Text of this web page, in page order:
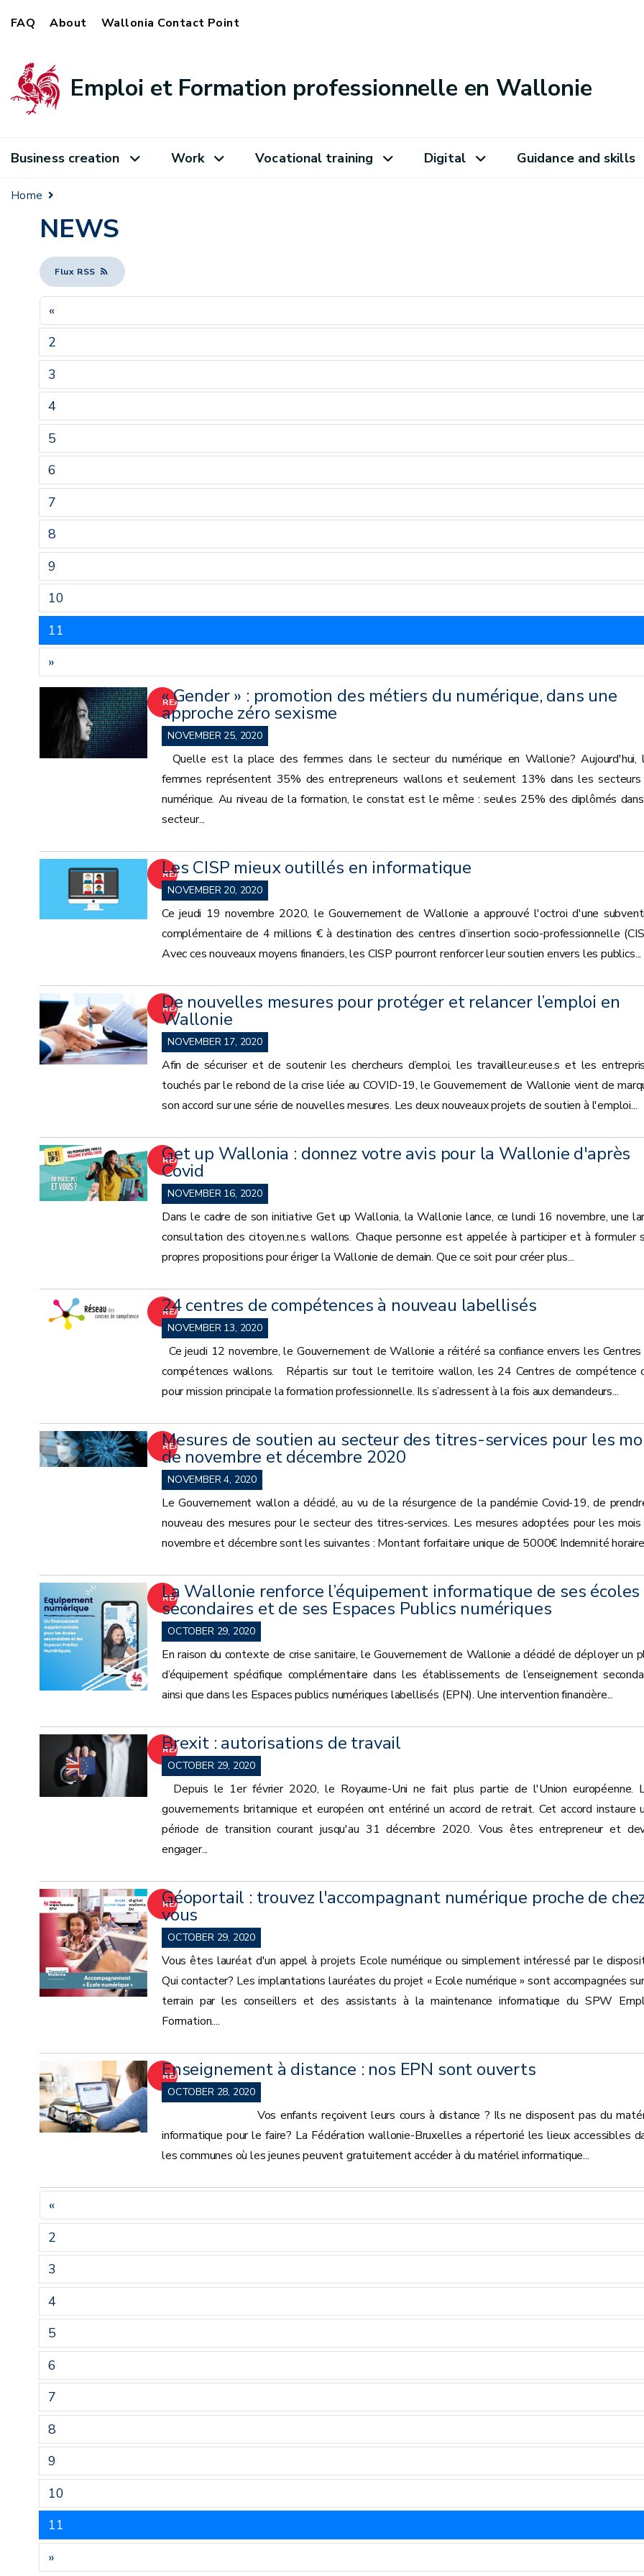
FAQ About Wallonia Contact Point
Emploi et Formation professionnelle en Wallonie
Business creation Work Vocational training Digital Guidance and skills
Home
NEWS
Flux RSS
«
2
3
4
5
6
7
8
9
10
11
»
READ
MORE
« Gender » : promotion des métiers du numérique, dans une
approche zéro sexisme
NOVEMBER 25, 2020
Quelle est la place des femmes dans le secteur du numérique en Wallonie? Aujourd'hui,
femmes représentent 35% des entrepreneurs wallons et seulement 13% dans les secteurs
numérique. Au niveau de la formation, le constat est le même : seules 25% des diplômés
secteur...
READ
MORE
Les CISP mieux outillés en informatique
NOVEMBER 20, 2020
Ce jeudi 19 novembre 2020, le Gouvernement de Wallonie a approuvé l'octroi d'une
complémentaire de 4 millions € à destination des centres d’insertion socio-professionnelle
Avec ces nouveaux moyens financiers, les CISP pourront renforcer leur soutien envers les publics...
READ
MORE
De nouvelles mesures pour protéger et relancer l’emploi en
Wallonie
NOVEMBER 17, 2020
Afin de sécuriser et de soutenir les chercheurs d’emploi, les travailleur.euse.s et les
touchés par le rebond de la crise liée au COVID-19, le Gouvernement de Wallonie vient de
son accord sur une série de nouvelles mesures. Les deux nouveaux projets de soutien à l'emploi...
READ
MORE
Get up Wallonia : donnez votre avis pour la Wallonie d'après
Covid
NOVEMBER 16, 2020
Dans le cadre de son initiative Get up Wallonia, la Wallonie lance, ce lundi 16 novembre, une
consultation des citoyen.ne.s wallons. Chaque personne est appelée à participer et à formuler
propres propositions pour ériger la Wallonie de demain. Que ce soit pour créer plus...
READ
MORE
24 centres de compétences à nouveau labellisés
NOVEMBER 13, 2020
Ce jeudi 12 novembre, le Gouvernement de Wallonie a réitéré sa confiance envers les
compétences wallons. Répartis sur tout le territoire wallon, les 24 Centres de compétence
pour mission principale la formation professionnelle. Ils s’adressent à la fois aux demandeurs...
READ
MORE
Mesures de soutien au secteur des titres-services pour les
de novembre et décembre 2020
NOVEMBER 4, 2020
Le Gouvernement wallon a décidé, au vu de la résurgence de la pandémie Covid-19, de
nouveau des mesures pour le secteur des titres-services. Les mesures adoptées pour les mois
novembre et décembre sont les suivantes : Montant forfaitaire unique de 5000€ Indemnité
READ
MORE
La Wallonie renforce l’équipement informatique de ses écoles
secondaires et de ses Espaces Publics numériques
OCTOBER 29, 2020
En raison du contexte de crise sanitaire, le Gouvernement de Wallonie a décidé de déployer un
d’équipement spécifique complémentaire dans les établissements de l’enseignement
ainsi que dans les Espaces publics numériques labellisés (EPN). Une intervention financière...
READ
MORE
Brexit : autorisations de travail
OCTOBER 29, 2020
Depuis le 1er février 2020, le Royaume-Uni ne fait plus partie de l'Union européenne.
gouvernements britannique et européen ont entériné un accord de retrait. Cet accord instaure
période de transition courant jusqu'au 31 décembre 2020. Vous êtes entrepreneur et
engager...
READ
MORE
Géoportail : trouvez l'accompagnant numérique proche de
vous
OCTOBER 29, 2020
Vous êtes lauréat d'un appel à projets Ecole numérique ou simplement intéressé par le
Qui contacter? Les implantations lauréates du projet « Ecole numérique » sont accompagnées
terrain par les conseillers et des assistants à la maintenance informatique du SPW
Formation....
READ
MORE
Enseignement à distance : nos EPN sont ouverts
OCTOBER 28, 2020
Vos enfants reçoivent leurs cours à distance ? Ils ne disposent pas du
informatique pour le faire? La Fédération wallonie-Bruxelles a répertorié les lieux accessibles
les communes où les jeunes peuvent gratuitement accéder à du matériel informatique...
«
2
3
4
5
6
7
8
9
10
11
»